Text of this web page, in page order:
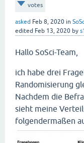
votes
asked Feb 8, 2020 in
edited Feb 13, 2020 by
Hallo SoSci-Team,
ich habe drei
Randomisierung
Nachdem die
sieht meine
folgendermaßen